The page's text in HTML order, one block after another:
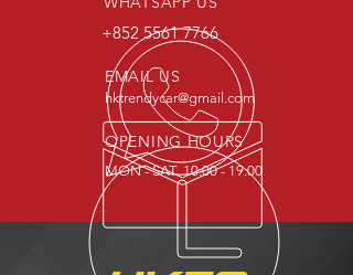
+852 5561 7766
EMAIL US
hktrendycar@gmail.com
OPENING HOURS
MON - SAT 10:00 - 19:00